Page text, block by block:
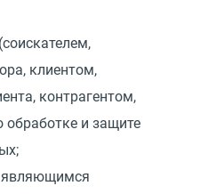
(соискателем,
клиентом,
контрагентом,
и защите
являющимся